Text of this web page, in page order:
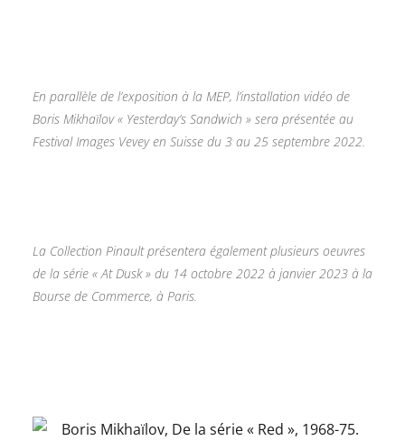
En parallèle de l’exposition à la MEP, l’installation vidéo de
Boris Mikhaïlov « Yesterday’s Sandwich » sera présentée au
Festival Images Vevey en Suisse du 3 au 25 septembre 2022.
La Collection Pinault présentera également plusieurs oeuvres
de la série « At Dusk » du 14 octobre 2022 à janvier 2023 à la
Bourse de Commerce, à Paris.